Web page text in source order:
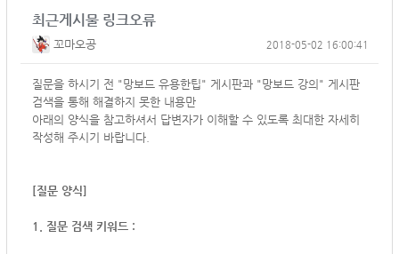
최근게시물 링크오류
꼬마오공 2018-05-02 16:00:41
질문을 하시기 전 "망보드 유용한팁" 게시판과 "망보드 강의" 게시판
검색을 통해 해결하지 못한 내용만
아래의 양식을 참고하셔서 답변자가 이해할 수 있도록 최대한 자세히
작성해 주시기 바랍니다.
[질문 양식]
1. 질문 검색 키워드 :